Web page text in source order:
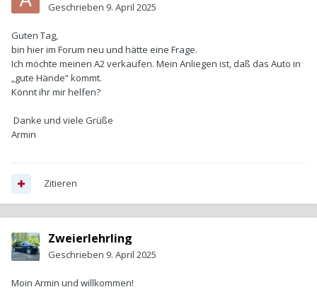
Geschrieben 9. April 2025
Guten Tag,
bin hier im Forum neu und hätte eine Frage.
Ich möchte meinen A2 verkaufen. Mein Anliegen ist, daß das Auto in
„gute Hände“ kommt.
Könnt ihr mir helfen?
Danke und viele Grüße
Armin
Zitieren
Zweierlehrling
Geschrieben 9. April 2025
Moin Armin und willkommen!